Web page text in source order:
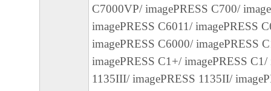
「本ソフトウェア」に係る権原および所有
によりキヤノンまたはキヤノンのライセン
C7000VP/ imagePRESS C700/
imagePRESS C6011/ imagePRESS
imagePRESS C6000/ imagePRESS
imagePRESS C1+/ imagePRESS C1/
1135III/ imagePRESS 1135II/